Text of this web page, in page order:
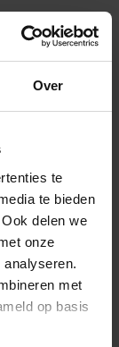
Over
te
te bieden
Ook delen we
onze
met
op basis